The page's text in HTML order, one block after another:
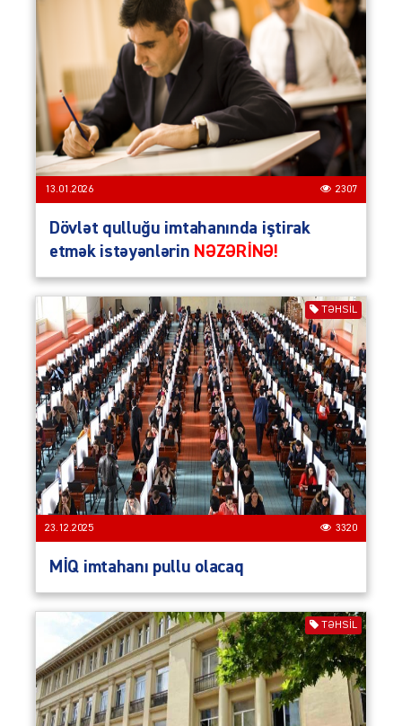
13.01.2026 2307
Dövlət qulluğu imtahanında iştirak
etmək istəyənlərin NƏZƏRİNƏ!
TƏHSIL
23.12.2025 3320
MİQ imtahanı pullu olacaq
TƏHSIL